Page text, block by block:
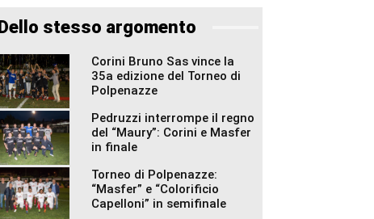
Dello stesso argomento
Corini Bruno Sas vince la
35a edizione del Torneo di
Polpenazze
Pedruzzi interrompe il regno
del “Maury”: Corini e Masfer
in finale
Torneo di Polpenazze:
“Masfer” e “Colorificio
Capelloni” in semifinale